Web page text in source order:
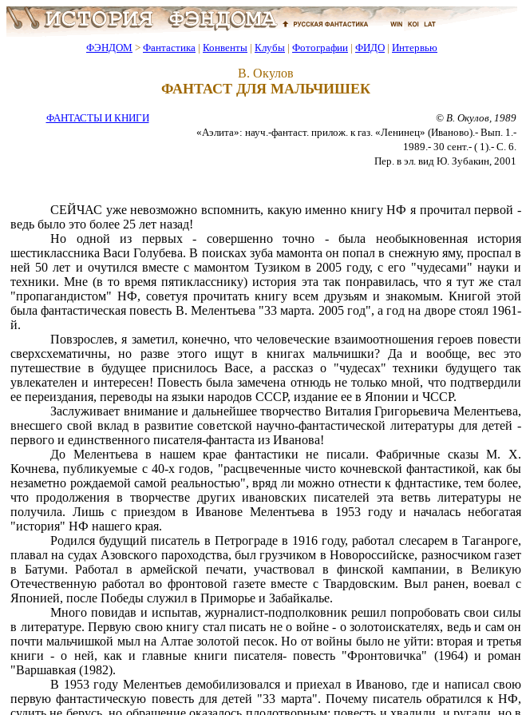
ФЭНДОМ > Фантастика | Конвенты | Клубы | Фотографии | ФИДО | Интервью
В. Окулов
ФАНТАСТ ДЛЯ МАЛЬЧИШЕК
ФАНТАСТЫ И КНИГИ
© В. Окулов, 1989
«Аэлита»: науч.-фантаст. прилож. к газ. «Ленинец» (Иваново).- Вып. 1.-
1989.- 30 сент.- ( 1).- С. 6.
Пер. в эл. вид Ю. Зубакин, 2001
СЕЙЧАС уже невозможно вспомнить, какую именно книгу НФ я прочитал первой -
ведь было это более 25 лет назад!
Но одной из первых - совершенно точно - была необыкновенная история
шестиклассника Васи Голубева. В поисках зуба мамонта он попал в снежную яму, проспал в
ней 50 лет и очутился вместе с мамонтом Тузиком в 2005 году, с его "чудесами" науки и
техники. Мне (в то время пятикласснику) история эта так понравилась, что я тут же стал
"пропагандистом" НФ, советуя прочитать книгу всем друзьям и знакомым. Книгой этой
была фантастическая повесть В. Мелентьева "33 марта. 2005 год", а год на дворе стоял 1961-
й.
Повзрослев, я заметил, конечно, что человеческие взаимоотношения героев повести
сверхсхематичны, но разве этого ищут в книгах мальчишки? Да и вообще, вес это
путешествие в будущее приснилось Васе, а рассказ о "чудесах" техники будущего так
увлекателен и интересен! Повесть была замечена отнюдь не только мной, что подтвердили
ее переиздания, переводы на языки народов СССР, издание ее в Японии и ЧССР.
Заслуживает внимание и дальнейшее творчество Виталия Григорьевича Мелентьева,
внесшего свой вклад в развитие советской научно-фантастической литературы для детей -
первого и единственного писателя-фантаста из Иванова!
До Мелентьева в нашем крае фантастики не писали. Фабричные сказы М. X.
Кочнева, публикуемые с 40-х годов, "расцвеченные чисто кочневской фантастикой, как бы
незаметно рождаемой самой реальностью", вряд ли можно отнести к фднтастике, тем более,
что продолжения в творчестве других ивановских писателей эта ветвь литературы не
получила. Лишь с приездом в Иванове Мелентьева в 1953 году и началась небогатая
"история" НФ нашего края.
Родился будущий писатель в Петрограде в 1916 году, работал слесарем в Таганроге,
плавал на судах Азовского пароходства, был грузчиком в Новороссийске, разносчиком газет
в Батуми. Работал в армейской печати, участвовал в финской кампании, в Великую
Отечественную работал во фронтовой газете вместе с Твардовским. Выл ранен, воевал с
Японией, после Победы служил в Приморье и Забайкалье.
Много повидав и испытав, журналист-подполковник решил попробовать свои силы
в литературе. Первую свою книгу стал писать не о войне - о золотоискателях, ведь и сам он
почти мальчишкой мыл на Алтае золотой песок. Но от войны было не уйти: вторая и третья
книги - о ней, как и главные книги писателя- повесть "Фронтовичка" (1964) и роман
"Варшавкая (1982).
В 1953 году Мелентьев демобилизовался и приехал в Иваново, где и написал свою
первую фантастическую повесть для детей "33 марта". Почему писатель обратился к НФ,